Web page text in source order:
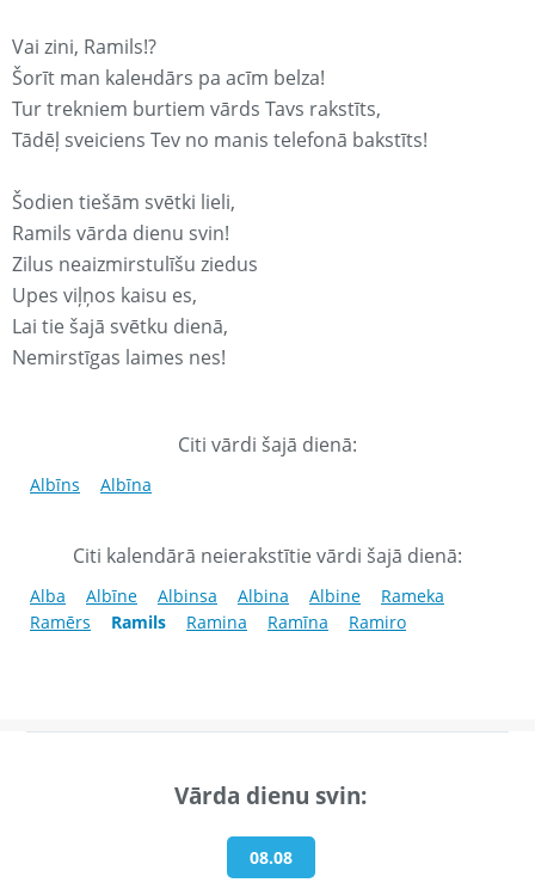
Vai zini, Ramils!?
Šorīt man kaleнdārs pa acīm belza!
Tur trekniem burtiem vārds Tavs rakstīts,
Tādēļ sveiciens Tev no manis telefonā bakstīts!
Šodien tiešām svētki lieli,
Ramils vārda dienu svin!
Zilus neaizmirstulīšu ziedus
Upes viļņos kaisu es,
Lai tie šajā svētku dienā,
Nemirstīgas laimes nes!
Citi vārdi šajā dienā:
Albīns Albīna
Citi kalendārā neierakstītie vārdi šajā dienā:
Alba Albīne Albinsa Albina Albine
Rameka
Ramērs
Ramils Ramina Ramīna Ramiro
Vārda dienu svin:
08.08